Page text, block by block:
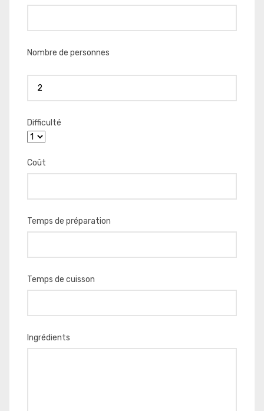
Nombre de personnes
Difficulté
Coût
Temps de préparation
Temps de cuisson
Ingrédients